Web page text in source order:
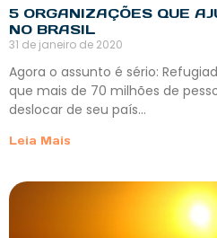
5 ORGANIZAÇÕES QUE
NO BRASIL
31 de janeiro de 2020
Agora o assunto é sério:
que mais de 70 milhões de
deslocar de seu país…
Leia Mais